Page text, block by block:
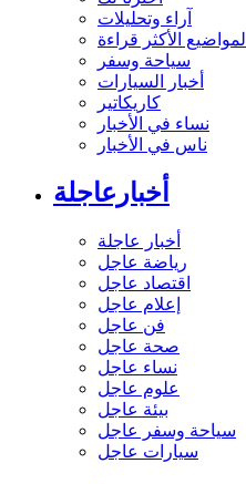
آراء وتحليلات
المواضيع الأكثر قراءة
سياحة وسفر
أخبار السيارات
كاريكاتير
نساء في الأخبار
ناس في الأخبار
أخبارعاجلة
أخبار عاجلة
رياضة عاجل
اقتصاد عاجل
إعلام عاجل
فن عاجل
صحة عاجل
نساء عاجل
علوم عاجل
بيئة عاجل
سياحة وسفر عاجل
سيارات عاجل